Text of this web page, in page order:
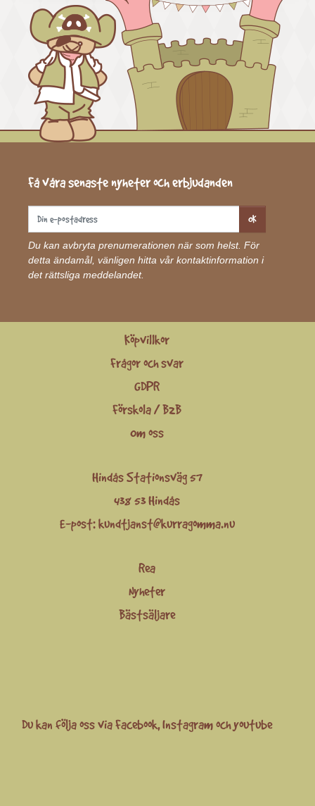
Få våra senaste nyheter och erbjudanden
OK
Du kan avbryta prenumerationen när som helst. För
detta ändamål, vänligen hitta vår kontaktinformation i
det rättsliga meddelandet.
Köpvillkor
Frågor och svar
GDPR
Förskola / B2B
Om oss
Hindås Stationsväg 57
438 53 Hindås
E-post:kundtjanst@kurragomma.nu
Rea
Nyheter
Bästsäljare
Du kan följa oss viaFacebook,Instagramochyoutube